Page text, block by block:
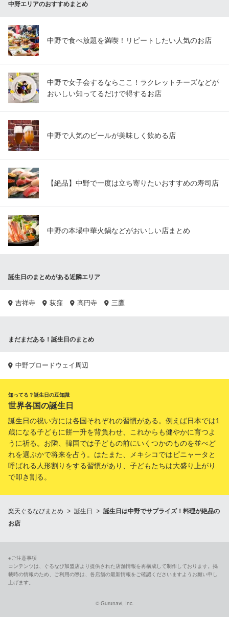
ＪＲ中央線中野駅 徒歩3分
中野エリアのおすすめまとめ
中野で食べ放題を満喫！リピートしたい人気のお店
中野で女子会するならここ！ラクレットチーズなどが
おいしい知ってるだけで得するお店
中野で人気のビールが美味しく飲める店
【絶品】中野で一度は立ち寄りたいおすすめの寿司店
中野の本場中華火鍋などがおいしい店まとめ
誕生日のまとめがある近隣エリア
吉祥寺 荻窪 高円寺 三鷹
まだまだある！誕生日のまとめ
中野ブロードウェイ周辺
知ってる？誕生日の豆知識
世界各国の誕生日
誕生日の祝い方には各国それぞれの習慣がある。例えば日本では1
歳になる子どもに餅一升を背負わせ、これからも健やかに育つよ
うに祈る。お隣、韓国では子どもの前にいくつかのものを並べど
れを選ぶかで将来を占う。はたまた、メキシコではピニャータと
呼ばれる人形割りをする習慣があり、子どもたちは大盛り上がり
で叩き割る。
楽天ぐるなびまとめ 誕生日
誕生日は中野でサプライズ！料理が絶品の
お店
※ご注意事項
コンテンツは、ぐるなび加盟店より提供された店舗情報を再構成して制作しております。掲
載時の情報のため、ご利用の際は、各店舗の最新情報をご確認くださいますようお願い申し
上げます。
© Gurunavi, Inc.